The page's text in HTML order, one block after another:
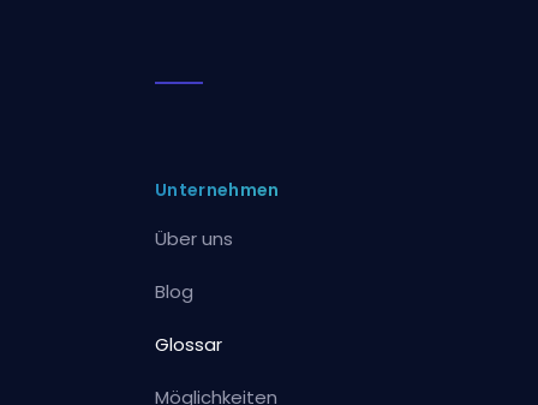
Unternehmen
Über uns
Blog
Glossar
Möglichkeiten